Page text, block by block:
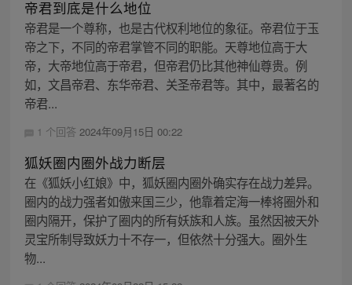
帝君到底是什么地位
帝君是一个尊称，也是古代权利地位的象征。帝君位于玉
帝之下，不同的帝君掌管不同的职能。天尊地位高于大
帝，大帝地位高于帝君，但帝君仍比其他神仙尊贵。例
如，文昌帝君、东华帝君、关圣帝君等。其中，最著名的
帝君...
1 个回答 2024年09月15日 00:22
狐妖圈内圈外战力断层
在《狐妖小红娘》中，狐妖圈内圈外确实存在战力差异。
圈内的战力强者如傲来国三少，他靠着定海一棒将圈外和
圈内隔开，保护了圈内的所有妖族和人族。虽然因被天外
灵宝所制导致妖力十不存一，但依然十分强大。圈外生
物...